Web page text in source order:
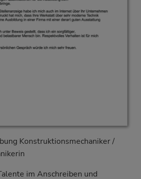
Konstruktionsmechaniker /
im Anschreiben und